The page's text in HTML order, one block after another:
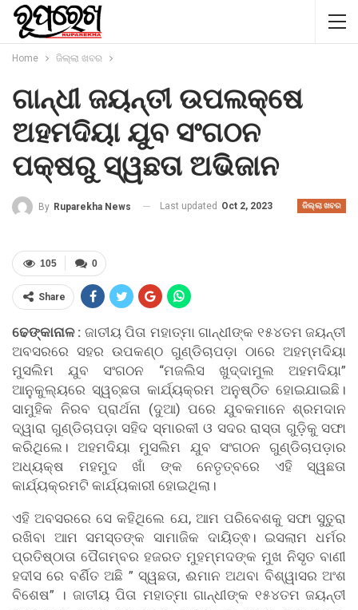
Home ଜିଲ୍ଲା ଖବର
ଗାନ୍ଧୀ ଜୟନ୍ତୀ ଉପଲକ୍ଷେ
ଅହମଦିୟା ଯୁବ ସଂଗଠନ
ପକ୍ଷରୁ ସ୍ୱଛତା ଅଭିଜାନ
ଜିଲ୍ଲା ଖବର
By Ruparekha News Last updated Oct 2, 2023
0
105
Share
ଢେଙ୍କାନାଳ : ଜାତୀୟ ପିତା ମହାତ୍ମା ଗାନ୍ଧୀଙ୍କ ୧୫୪ତମ ଜୟନ୍ତୀ
ଅବସରରେ ସହର ଉପକଣ୍ଠ ଗୁଣ୍ଡିଚାପଡ଼ା ଠାରେ ଅହମ୍ମଦିୟା
ମୁସଲିମ ଯୁବ ସଂଗଠନ “ମଜଲିସ ଖୁଦ୍ଦାମୁଲ ଅହମଦିୟା”
ଆନୁକୁଲ୍ୟରେ ସ୍ୱଚ୍ଛତା କାର୍ଯ୍ୟକ୍ରମ ଅନୁଷ୍ଠିତ ହୋଇଯାଇଛି।
ସାମୁହିକ ନିରବ ପ୍ରାର୍ଥନା (ଦୁଆ) ପରେ ଯୁବକମାନେ ଶ୍ରମଦାନ
ଦ୍ୱାରା ଗୁଣ୍ଡିଚାପଡ଼ା ସହିଦ ସ୍ମାରକୀ ଓ ସଦର ରାସ୍ତା ଗୁଡ଼ିକୁ ସଫା
କରିଥିଲେ। ଅହମଦିୟା ମୁସଲିମ ଯୁବ ସଂଗଠନ ଗୁଣ୍ଡିଚାପଡ଼ାର
ଅଧ୍ୟକ୍ଷ ମହମୁଦ ଖାଁ ଙ୍କ ନେତୃତ୍ବରେ ଏହି ସ୍ୱଛତା
କାର୍ଯ୍ୟକ୍ରମଟି କାର୍ଯ୍ୟକାରୀ ହୋଇଥିଲା।
ଏହି ଅବସରରେ ସେ କହିଥିଲେ ଯେ, ଆମ ପରିବେଶକୁ ସଫା ସୁତୁରା
ରଖିବା ଆମ ସମସ୍ତଙ୍କ ସାମାଜିକ ଦାୟିତ୍ଵ। ଇସଲାମ ଧର୍ମର
ପ୍ରତିଷ୍ଠାତା ପୈଗମ୍ବର ହଜରତ ମୁହମ୍ମଦଙ୍କ ମୁଖ ନିସୃତ ବାଣୀ
ହଦୀସ ରେ ବର୍ଣିତ ଅଛି ” ସ୍ୱଛତା, ଈମାନ ଅଥବା ବିଶ୍ୱାସର ଅଂଶ
ବିଶେଷ” । ଜାତୀୟ ପିତା ମହାତ୍ମା ଗାନ୍ଧୀଙ୍କ ୧୫୪ତମ ଜୟନ୍ତୀ